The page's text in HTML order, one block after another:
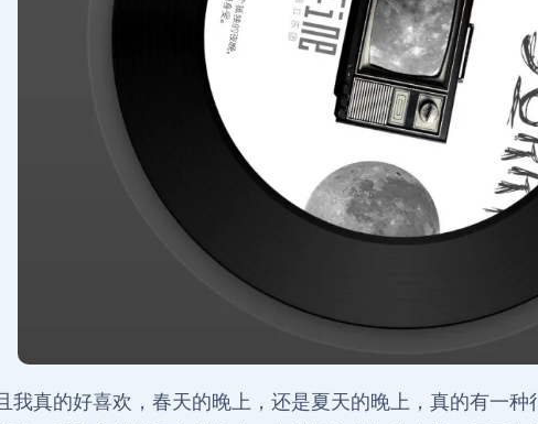
我真的好喜欢，春天的晚上，还是夏天的晚上，真的有一种